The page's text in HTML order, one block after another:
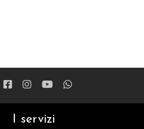
I servizi